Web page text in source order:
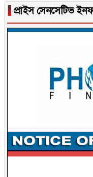
▐ প্রাইস সেনসেটিভ